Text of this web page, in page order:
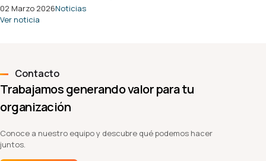
02 Marzo 2026Noticias
Ver noticia
Contacto
Trabajamos generando valor para tu
organización
Conoce a nuestro equipo y descubre qué podemos hacer
juntos.